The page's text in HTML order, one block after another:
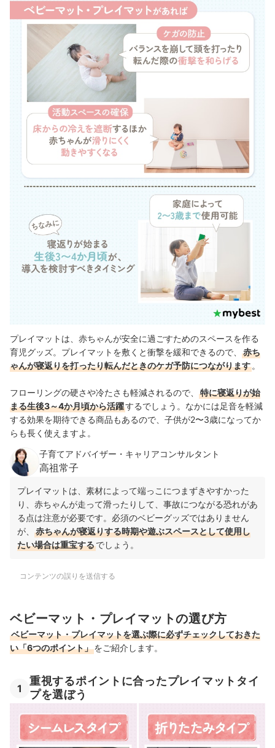
売れ筋の人気ベビーマット・プレイマット全17商品を徹底比較！
プレイマットを清潔で安全に使うには？お手入れ方法と注意点は？
プレイマットがズレてしまう…安全面での困りごとの解決法は？
プレイマットの素材のニオイが気になるときはどうする？
プレイマット以外にも検討したい床まわりの育児アイテムを紹介！
自宅で使える便利なベビーグッズを紹介！
ベビーマット・プレイマットの売れ筋ランキングもチェック！
プレイマットは、赤ちゃんが安全に過ごすためのスペースを作る
育児グッズ。プレイマットを敷くと衝撃を緩和できるので、
赤ち
ゃんが寝返りを打ったり転んだときのケガ予防につながります。
フローリングの硬さや冷たさも軽減されるので、
特に寝返りが始
まる生後3～4か月頃から活躍するでしょう。なかには足音を軽減
する効果を期待できる商品もあるので、子供が2〜3歳になってか
らも長く使えますよ。
子育てアドバイザー・キャリアコンサルタント
高祖常子
プレイマットは、素材によって端っこにつまずきやすかった
り、赤ちゃんが走って滑ったりして、事故につながる恐れがあ
る点は注意が必要です。必須のベビーグッズではありません
が、
赤ちゃんが寝返りする時期や遊ぶスペースとして使用し
たい場合は重宝するでしょう。
コンテンツの誤りを送信する
ベビーマット・プレイマットの選び方
ベビーマット・プレイマットを選ぶ際に必ずチェックしておきた
い「6つのポイント」をご紹介します。
1
重視するポイントに合ったプレイマットタイ
プを選ぼう